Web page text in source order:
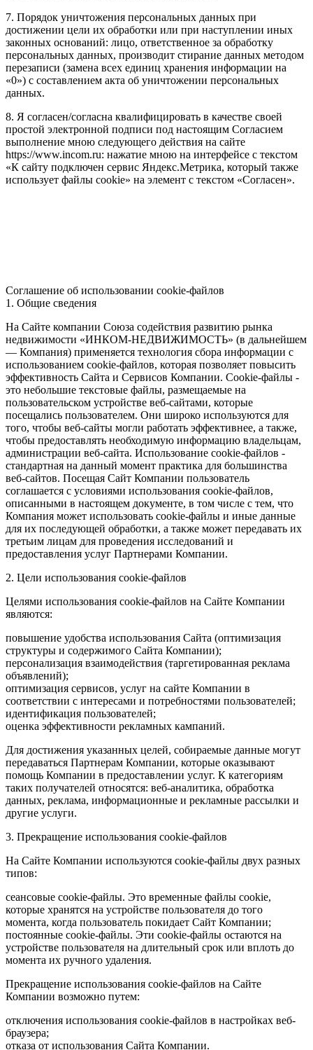
7. Порядок уничтожения персональных данных при
достижении цели их обработки или при наступлении иных
законных оснований: лицо, ответственное за обработку
персональных данных, производит стирание данных методом
перезаписи (замена всех единиц хранения информации на
«0») с составлением акта об уничтожении персональных
данных.
8. Я согласен/согласна квалифицировать в качестве своей
простой электронной подписи под настоящим Согласием
выполнение мною следующего действия на сайте
https://www.incom.ru: нажатие мною на интерфейсе с текстом
«К сайту подключен сервис Яндекс.Метрика, который также
использует файлы cookie» на элемент с текстом «Согласен».
Соглашение об использовании cookie-файлов
1. Общие сведения
На Сайте компании Союза содействия развитию рынка
недвижимости «ИНКОМ-НЕДВИЖИМОСТЬ» (в дальнейшем
— Компания) применяется технология сбора информации с
использованием cookie-файлов, которая позволяет повысить
эффективность Сайта и Сервисов Компании. Сookie-файлы -
это небольшие текстовые файлы, размещаемые на
пользовательском устройстве веб-сайтами, которые
посещались пользователем. Они широко используются для
того, чтобы веб-сайты могли работать эффективнее, а также,
чтобы предоставлять необходимую информацию владельцам,
администрации веб-сайта. Использование cookie-файлов -
стандартная на данный момент практика для большинства
веб-сайтов. Посещая Сайт Компании пользователь
соглашается с условиями использования cookie-файлов,
описанными в настоящем документе, в том числе с тем, что
Компания может использовать cookie-файлы и иные данные
для их последующей обработки, а также может передавать их
третьим лицам для проведения исследований и
предоставления услуг Партнерами Компании.
2. Цели использования cookie-файлов
Целями использования cookie-файлов на Сайте Компании
являются:
повышение удобства использования Сайта (оптимизация
структуры и содержимого Сайта Компании);
персонализация взаимодействия (таргетированная реклама
объявлений);
оптимизация сервисов, услуг на сайте Компании в
соответствии с интересами и потребностями пользователей;
идентификация пользователей;
оценка эффективности рекламных кампаний.
Для достижения указанных целей, собираемые данные могут
передаваться Партнерам Компании, которые оказывают
помощь Компании в предоставлении услуг. К категориям
таких получателей относятся: веб-аналитика, обработка
данных, реклама, информационные и рекламные рассылки и
другие услуги.
3. Прекращение использования cookie-файлов
На Сайте Компании используются cookie-файлы двух разных
типов:
сеансовые cookie-файлы. Это временные файлы cookie,
которые хранятся на устройстве пользователя до того
момента, когда пользователь покидает Сайт Компании;
постоянные cookie-файлы. Эти cookie-файлы остаются на
устройстве пользователя на длительный срок или вплоть до
момента их ручного удаления.
Прекращение использования cookie-файлов на Сайте
Компании возможно путем:
отключения использования cookie-файлов в настройках веб-
браузера;
отказа от использования Сайта Компании.